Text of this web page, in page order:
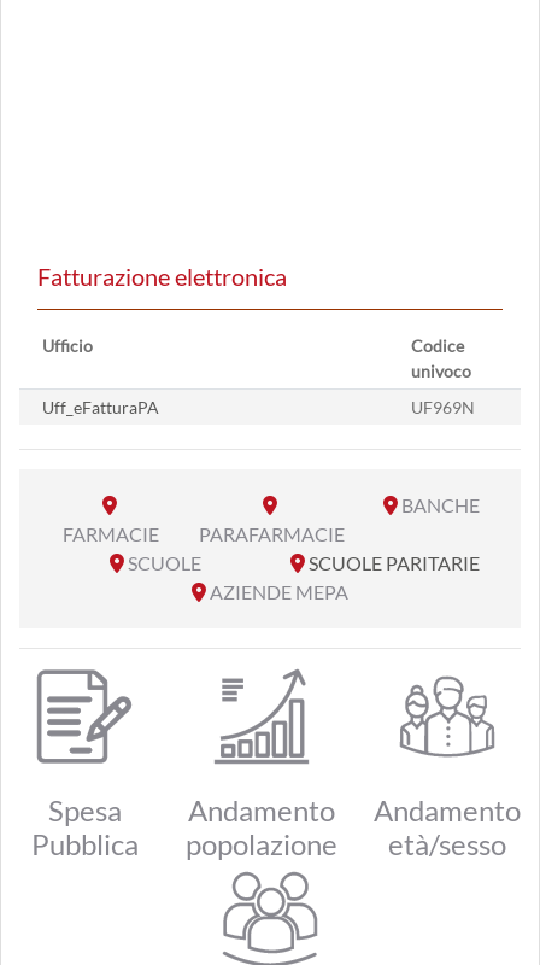
Fatturazione elettronica
Ufficio
Codice
univoco
Uff_eFatturaPA
UF969N
FARMACIE PARAFARMACIE
BANCHE
SCUOLE
SCUOLE PARITARIE
AZIENDE MEPA
Spesa
Pubblica
Andamento
popolazione
Andamento
età/sesso